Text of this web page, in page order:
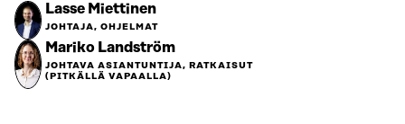
Lasse Miettinen
JOHTAJA, OHJELMAT
Mariko Landström
JOHTAVA ASIANTUNTIJA, RATKAISUT
(PITKÄLLÄ VAPAALLA)